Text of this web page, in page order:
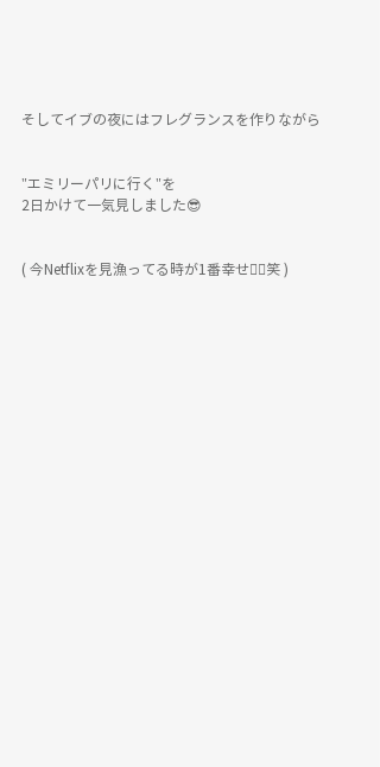
そしてイブの夜にはフレグランスを作りながら
"エミリーパリに行く"を
2日かけて一気見しました😎
( 今Netflixを見漁ってる時が1番幸せ✌🏻️笑 )